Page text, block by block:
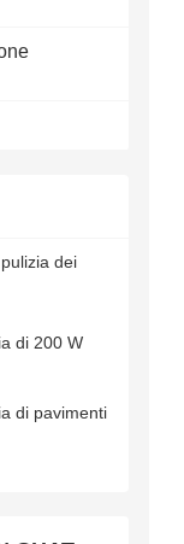
dei
di 200 W
di pavimenti